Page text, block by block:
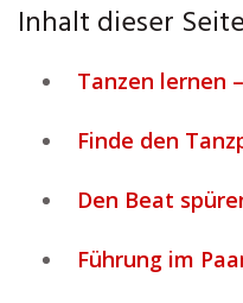
Inhalt dieser
Tanzen lernen
Finde den
Den Beat
Führung im